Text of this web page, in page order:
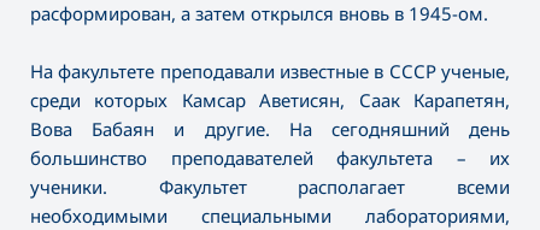
расформирован, а затем открылся вновь в 1945-ом.
На факультете преподавали известные в СССР ученые,
среди которых Камсар Аветисян, Саак Карапетян,
Вова Бабаян и другие. На сегодняшний день
большинство преподавателей факультета – их
ученики. Факультет располагает всеми
необходимыми специальными лабораториями,